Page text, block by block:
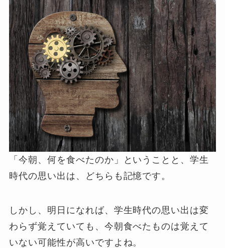
「今朝、何を食べたのか」ということと、学生
時代の思い出は、どちらも記憶です。
しかし、明日になれば、学生時代の思い出は変
わらず覚えていても、今朝食べたものは覚えて
いない可能性が高いですよね。